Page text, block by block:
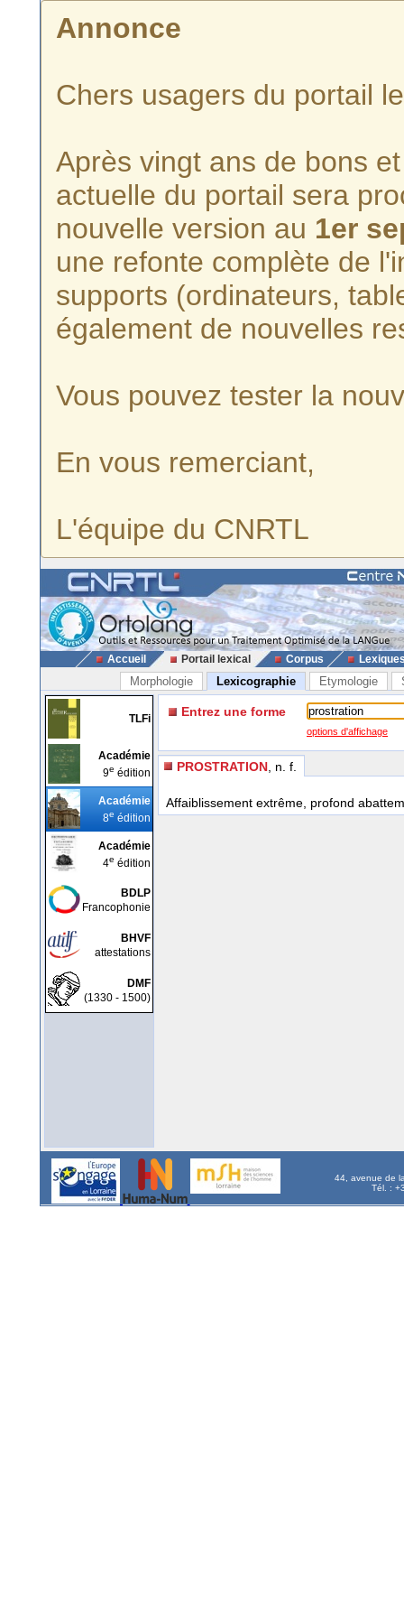
Annonce
Chers usagers du portail
Après vingt ans de bons
actuelle du portail sera
nouvelle version au 1er
une refonte complète de
supports (ordinateurs,
également de nouvelles
Vous pouvez tester la
En vous remerciant,
L'équipe du CNRTL
Accueil Portail lexical Corpus
Morphologie Lexicographie Etymologie
TLFi
Académie
9e édition
Académie
8e édition
Académie
4e édition
BDLP
Francophonie
BHVF
attestations
DMF
(1330 - 1500)
Entrez une forme
options d'affichage
PROSTRATION , n. f.
Affaiblissement extrême, profond
44, avenue de
Tél. :